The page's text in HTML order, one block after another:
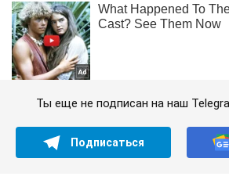
Ты еще не подписан на наш
Подписаться